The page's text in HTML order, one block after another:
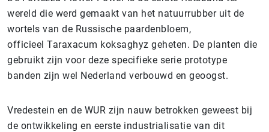
wereld die werd gemaakt van het natuurrubber uit de
wortels van de Russische paardenbloem,
officieel Taraxacum koksaghyz geheten. De planten die
gebruikt zijn voor deze specifieke serie prototype
banden zijn wel Nederland verbouwd en geoogst.
Vredestein en de WUR zijn nauw betrokken geweest bij
de ontwikkeling en eerste industrialisatie van dit